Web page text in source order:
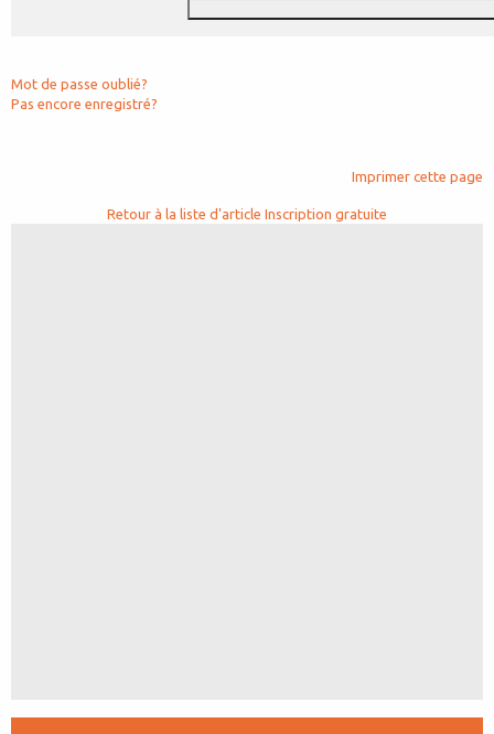
Mot de passe oublié?
Pas encore enregistré?
Imprimer cette page
Retour à la liste d'article Inscription gratuite